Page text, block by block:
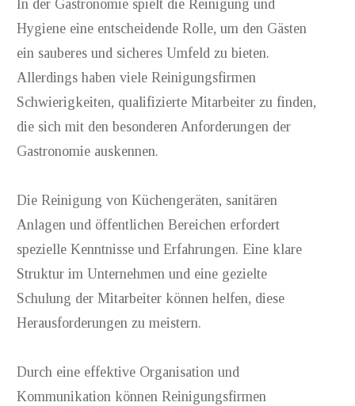
In der Gastronomie spielt die Reinigung und
Hygiene eine entscheidende Rolle, um den Gästen
ein sauberes und sicheres Umfeld zu bieten.
Allerdings haben viele Reinigungsfirmen
Schwierigkeiten, qualifizierte Mitarbeiter zu finden,
die sich mit den besonderen Anforderungen der
Gastronomie auskennen.
Die Reinigung von Küchengeräten, sanitären
Anlagen und öffentlichen Bereichen erfordert
spezielle Kenntnisse und Erfahrungen. Eine klare
Struktur im Unternehmen und eine gezielte
Schulung der Mitarbeiter können helfen, diese
Herausforderungen zu meistern.
Durch eine effektive Organisation und
Kommunikation können Reinigungsfirmen